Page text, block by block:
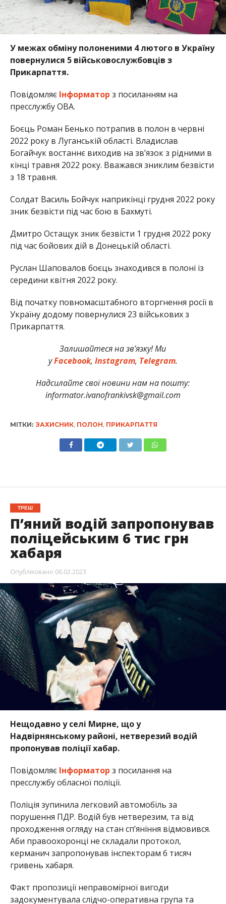
У межах обміну полоненими 4 лютого в Україну
повернулися 5 військовослужбовців з
Прикарпаття.
Повідомляє Інформатор з посиланням на
пресслужбу ОВА.
Боєць Роман Бенько потрапив в полон в червні
2022 року в Луганській області. Владислав
Богайчук востаннє виходив на зв’язок з рідними в
кінці травня 2022 року. Вважався зниклим безвісти
з 18 травня.
Солдат Василь Бойчук наприкінці грудня 2022 року
зник безвісти під час бою в Бахмуті.
Дмитро Остащук зник безвісти 1 грудня 2022 року
під час бойових дій в Донецькій області.
Руслан Шаповалов боєць знаходився в полоні із
середини квітня 2022 року.
Від початку повномасштабного вторгнення росії в
Україну додому повернулися 23 військових з
Прикарпаття.
Залишайтеся на зв’язку! Ми
уFacebook, Instagram, Telegram.
Надсилайте свої новини нам на пошту:
informator.ivanofrankivsk@gmail.com
МІТКИ: ЗАХИСНИК, ПОЛОН ПРИКАРПАТТЯ
ТРЕШ
П’яний водій запропонував
поліцейським 6 тис грн
хабаря
Опубліковано 06.02.2023
Нещодавно у селі Мирне, що у
Надвірнянському районі, нетверезий водій
пропонував поліції хабар.
Повідомляє Інформатор з посилання на
пресслужбу обласної поліції.
Поліція зупинила легковий автомобіль за
порушення ПДР. Водій був нетверезим, та від
проходження огляду на стан сп’яніння відмовився.
Аби правоохоронці не складали протокол,
керманич запропонував інспекторам 6 тисяч
гривень хабаря.
Факт пропозиції неправомірної вигоди
задокументувала слідчо-оперативна група та